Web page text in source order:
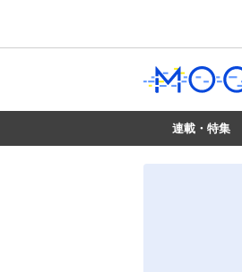
連載・特集